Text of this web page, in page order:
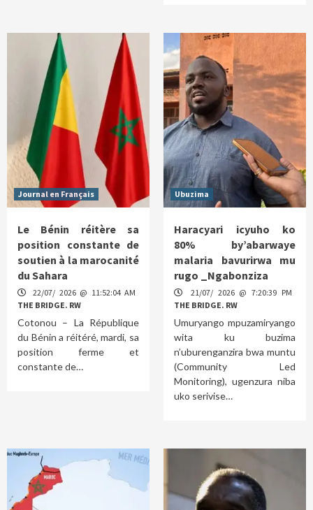
Journal en Français
Le Bénin réitère sa
position constante de
soutien à la marocanité
du Sahara
22/07/ 2026 @ 11:52:04 AM
THE BRIDGE. RW
Cotonou – La République
du Bénin a réitéré, mardi, sa
position ferme et
constante de…
Ubuzima
Haracyari icyuho ko
80% by’abarwaye
malaria bavurirwa mu
rugo _Ngabonziza
21/07/ 2026 @ 7:20:39 PM
THE BRIDGE. RW
Umuryango mpuzamiryango
wita ku buzima
n’uburenganzira bwa muntu
(Community Led
Monitoring), ugenzura niba
uko serivise…